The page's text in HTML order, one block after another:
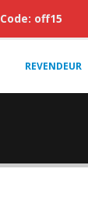
REVENDEUR
off15